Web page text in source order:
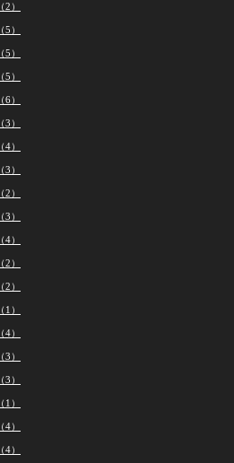
）
）
）
）
）
）
）
）
）
）
）
）
）
）
）
）
）
）
）
）